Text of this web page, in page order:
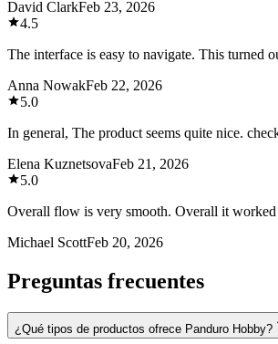
David ClarkFeb 23, 2026
4.5
The interface is easy to navigate. This turned
Anna NowakFeb 22, 2026
5.0
In general, The product seems quite nice.
Elena KuznetsovaFeb 21, 2026
5.0
Overall flow is very smooth. Overall it
Michael ScottFeb 20, 2026
Preguntas frecuentes
¿Qué tipos de productos ofrece Panduro Hobby?